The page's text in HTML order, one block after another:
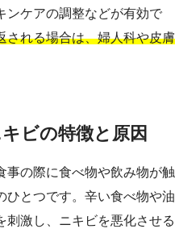
ンケアの調整などが有効で
される場合は、婦人科や皮膚
ビの特徴と原因
事の際に食べ物や飲み物が触
ひとつです。辛い食べ物や油
刺激し、ニキビを悪化させる